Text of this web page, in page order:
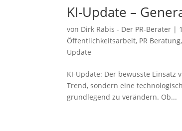
KI-Update –
von Dirk Rabis - Der PR-Berater |
Öffentlichkeitsarbeit, PR Beratung,
Update
KI-Update: Der bewusste Einsatz
Trend, sondern eine
grundlegend zu verändern. Ob...